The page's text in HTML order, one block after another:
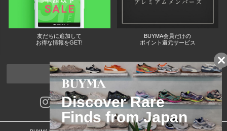
友だちに追加して
お得な情報をGET!
BUYMA会員だけの
ポイント還元サービス
ページトップへ